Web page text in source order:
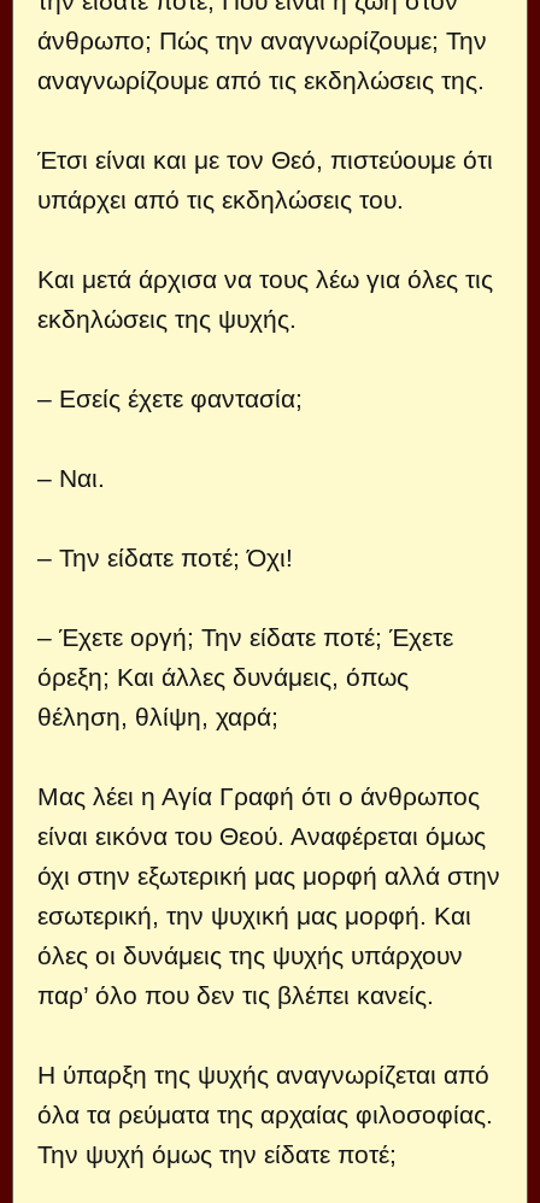
άνθρωπο; Πώς την αναγνωρίζουμε; Την
αναγνωρίζουμε από τις εκδηλώσεις της.
Έτσι είναι και με τον Θεό, πιστεύουμε ότι
υπάρχει από τις εκδηλώσεις του.
Και μετά άρχισα να τους λέω για όλες τις
εκδηλώσεις της ψυχής.
– Εσείς έχετε φαντασία;
– Ναι.
– Την είδατε ποτέ; Όχι!
– Έχετε οργή; Την είδατε ποτέ; Έχετε
όρεξη; Και άλλες δυνάμεις, όπως
θέληση, θλίψη, χαρά;
Μας λέει η Αγία Γραφή ότι ο άνθρωπος
είναι εικόνα του Θεού. Αναφέρεται όμως
όχι στην εξωτερική μας μορφή αλλά στην
εσωτερική, την ψυχική μας μορφή. Και
όλες οι δυνάμεις της ψυχής υπάρχουν
παρ’ όλο που δεν τις βλέπει κανείς.
Η ύπαρξη της ψυχής αναγνωρίζεται από
όλα τα ρεύματα της αρχαίας φιλοσοφίας.
Την ψυχή όμως την είδατε ποτέ;